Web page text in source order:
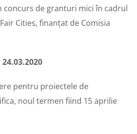
concurs de granturi mici în cadrul
Cities, finanțat de Comisia
pentru proiectele de
noul termen fiind 15 aprilie